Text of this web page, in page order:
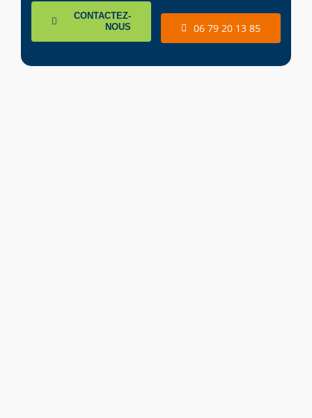
CONTACTEZ-
NOUS
06 79 20 13 85